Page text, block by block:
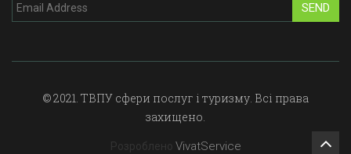
SEND
© 2021. ТВПУ сфери послуг і туризму. Всі права
захищено.
Розроблено VivatService